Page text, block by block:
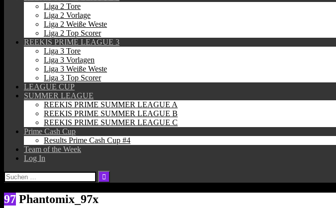
Liga 2 Tore
Liga 2 Vorlage
Liga 2 Weiße Weste
Liga 2 Top Scorer
REEKIS PRIME LEAGUE 3
Liga 3 Tore
Liga 3 Vorlagen
Liga 3 Weiße Weste
Liga 3 Top Scorer
LEAGUE CUP
SUMMER LEAGUE
REEKIS PRIME SUMMER LEAGUE A
REEKIS PRIME SUMMER LEAGUE B
REEKIS PRIME SUMMER LEAGUE C
Prime Cash Cup
Results Prime Cash Cup #4
Team of the Week
Log In
Suchen
nach:
97 Phantomix_97x